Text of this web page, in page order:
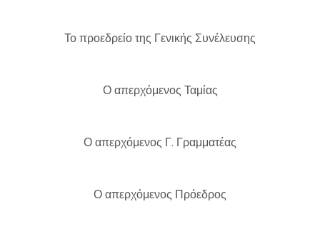
Το προεδρείο της Γενικής Συνέλευσης
Ο απερχόμενος Ταμίας
Ο απερχόμενος Γ. Γραμματέας
Ο απερχόμενος Πρόεδρος